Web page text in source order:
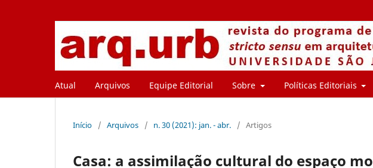
Atual Arquivos Equipe Editorial Sobre Políticas Editoriais
Início / Arquivos / n. 30 (2021): jan. - abr. / Artigos
Casa: a assimilação cultural do espaço